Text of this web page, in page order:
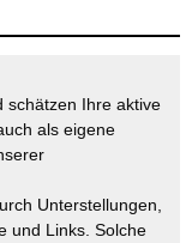
schätzen Ihre aktive
als eigene
Unterstellungen,
und Links. Solche